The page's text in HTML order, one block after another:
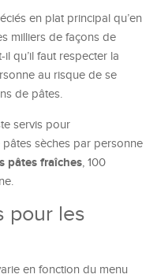
en plat principal qu’en
milliers de façons de
qu’il faut respecter la
au risque de se
de pâtes.
servis pour
sèches par personne
pâtes fraîches, 100
pour les
en fonction du menu